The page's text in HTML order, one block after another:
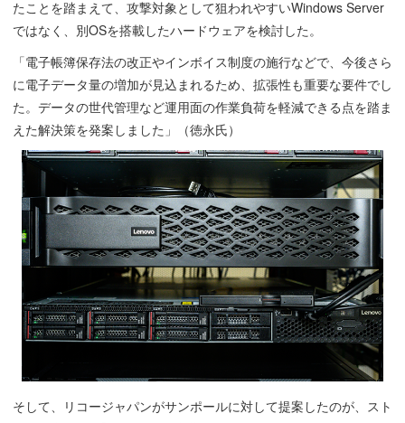
たことを踏まえて、攻撃対象として狙われやすいWindows Server
ではなく、別OSを搭載したハードウェアを検討した。
「電子帳簿保存法の改正やインボイス制度の施行などで、今後さら
に電子データ量の増加が見込まれるため、拡張性も重要な要件でし
た。データの世代管理など運用面の作業負荷を軽減できる点を踏ま
えた解決策を発案しました」（徳永氏）
そして、リコージャパンがサンポールに対して提案したのが、スト